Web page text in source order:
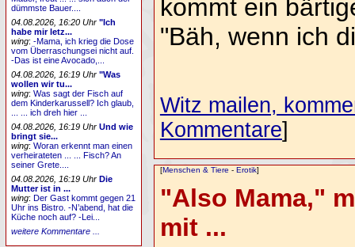
kommt ein
"Bäh, wenn ich
Witz mailen,
Kommentare]
[Menschen & Tiere - Erotik]
"Also Mama,"
mit ...
dümmste Bauer....
04.08.2026, 16:20 Uhr "Ich
habe mir letz...
wing:-Mama, ich krieg die Dose
vom Überraschungsei nicht auf.
-Das ist eine Avocado,...
04.08.2026, 16:19 Uhr "Was
wollen wir tu...
wing:Was sagt der Fisch auf
dem Kinderkarussell? Ich glaub,
... ... ich dreh hier ...
04.08.2026, 16:19 Uhr Und wie
bringt sie...
wing:Woran erkennt man einen
verheirateten ... ... Fisch? An
seiner Grete....
04.08.2026, 16:19 Uhr Die
Mutter ist in ...
wing:Der Gast kommt gegen 21
Uhr ins Bistro. -N’abend, hat die
Küche noch auf? -Lei...
weitere Kommentare ...